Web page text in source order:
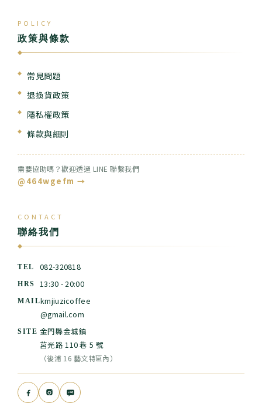
POLICY
政策與條款
◆
常見問題
退換貨政策
隱私權政策
條款與細則
需要協助嗎？歡迎透過 LINE 聯繫我們
@464wgefm →
CONTACT
聯絡我們
◆
TEL 082-320818
HRS 13:30 - 20:00
MAILkmjiuzicoffee
@gmail.com
SITE 金門縣金城鎮
莒光路 110 巷 5 號
（後浦 16 藝文特區內）